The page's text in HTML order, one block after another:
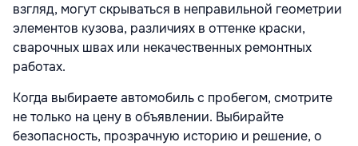
взгляд, могут скрываться в неправильной геометрии
элементов кузова, различиях в оттенке краски,
сварочных швах или некачественных ремонтных
работах.
Когда выбираете автомобиль с пробегом, смотрите
не только на цену в объявлении. Выбирайте
безопасность, прозрачную историю и решение, о